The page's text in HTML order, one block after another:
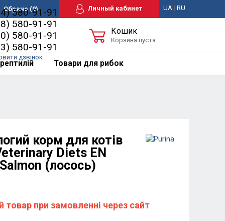
Обране(0) Личный кабинет UA| RU
580-91-91
580-91-91
580-91-91
580-91-91
дзвінок
Кошик
Корзина пуста
Товари для рибок
корм для котів
Diets EN
(лосось)
товар при замовленні через сайт